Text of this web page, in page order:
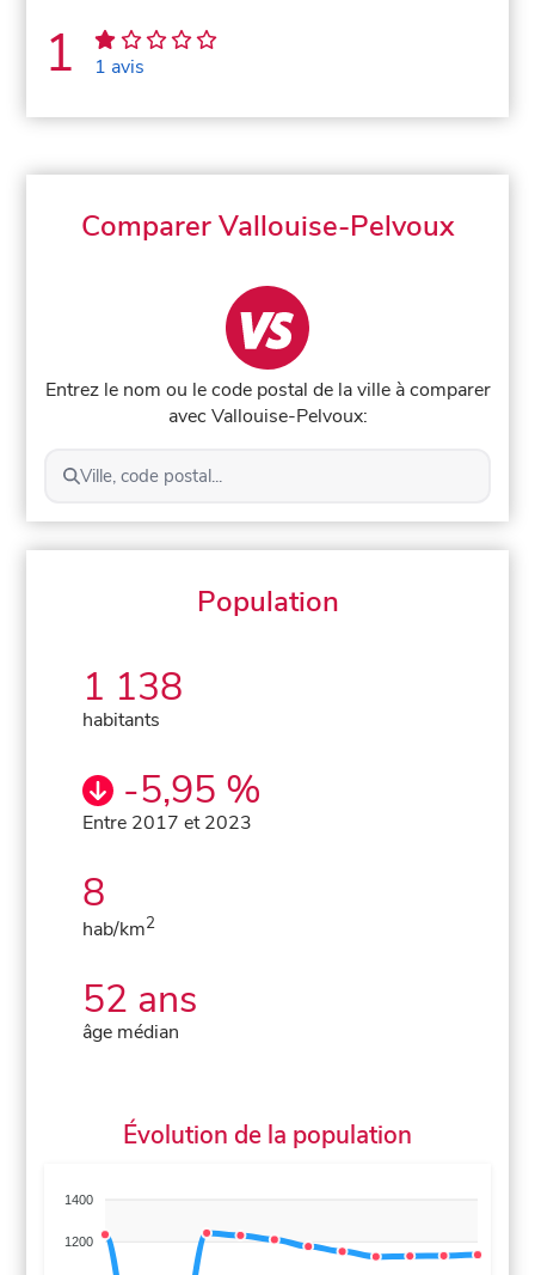
1 1 avis
Comparer Vallouise-Pelvoux
Entrez le nom ou le code postal de la ville à comparer
avec Vallouise-Pelvoux:
Ville, code postal...
Population
1 138
habitants
-5,95 %
Entre 2017 et 2023
8
hab/km2
52 ans
âge médian
Évolution de la population
1400
1200